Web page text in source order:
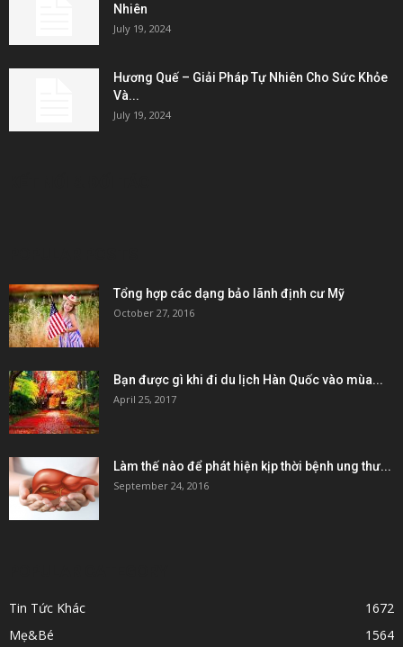
Nhiên
July 19, 2024
Hương Quế – Giải Pháp Tự Nhiên Cho Sức Khỏe
Và...
July 19, 2024
Tổng hợp các dạng bảo lãnh định cư Mỹ
October 27, 2016
Bạn được gì khi đi du lịch Hàn Quốc vào mùa...
April 25, 2017
Làm thế nào để phát hiện kịp thời bệnh ung thư...
September 24, 2016
Tin Tức Khác
1672
Mẹ&Bé
1564